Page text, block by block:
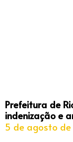
Prefeitura de
indenização e
5 de agosto